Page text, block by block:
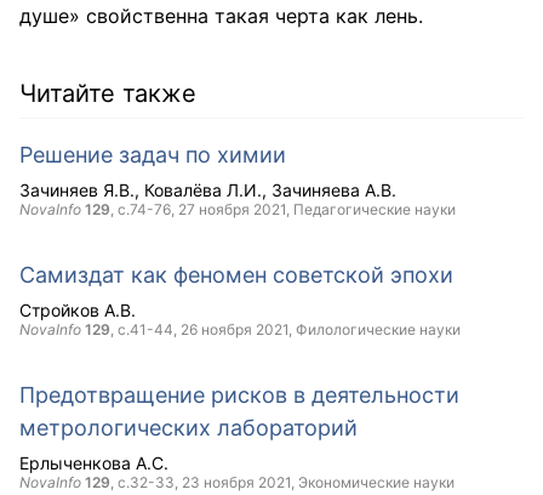
душе» свойственна такая черта как лень.
Читайте также
Решение задач по химии
Зачиняев Я.В. Ковалёва Л.И. Зачиняева А.В.
NovaInfo 129, с.74-76, 27 ноября 2021, Педагогические науки
Самиздат как феномен советской эпохи
Стройков А.В.
NovaInfo 129, с.41-44, 26 ноября 2021, Филологические науки
Предотвращение рисков в деятельности
метрологических лабораторий
Ерлыченкова А.С.
NovaInfo 129, с.32-33, 23 ноября 2021, Экономические науки